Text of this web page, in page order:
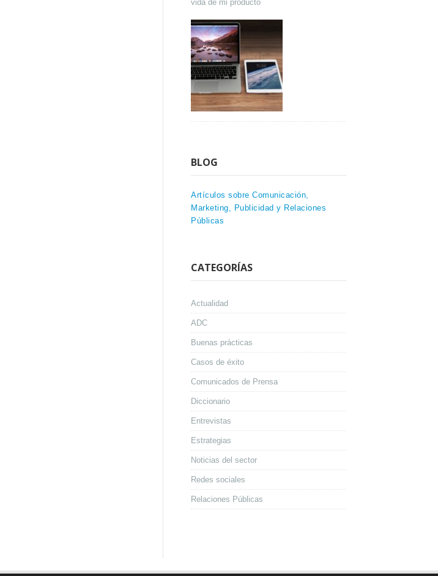
vida de mi producto
BLOG
Artículos sobre Comunicación,
Marketing, Publicidad y Relaciones
Públicas
CATEGORÍAS
Actualidad
ADC
Buenas prácticas
Casos de éxito
Comunicados de Prensa
Diccionario
Entrevistas
Estrategias
Noticias del sector
Redes sociales
Relaciones Públicas